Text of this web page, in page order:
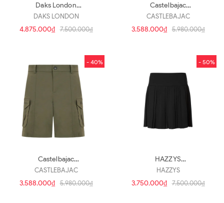
Daks London
DGTS4B512B2(a5086)
DAKS LONDON
4.875.000₫ 7.500.000₫
Castelbajac
BGDMTS302KH(a5085)
CASTLEBAJAC
3.588.000₫ 5.980.000₫
- 40%
Castelbajac
BGDMPS301KH(q194)
CASTLEBAJAC
3.588.000₫ 5.980.000₫
- 50%
HAZZYS
HWSK4B411BK(cv254)
HAZZYS
3.750.000₫ 7.500.000₫